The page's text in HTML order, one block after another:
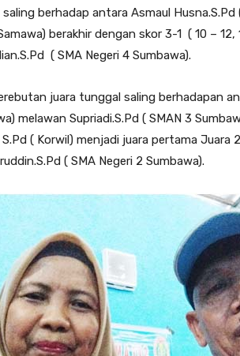
berhadap antara Asmaul Husna.S.Pd
berakhir dengan skor 3-1 ( 10 –
( SMA Negeri 4 Sumbawa).
juara tunggal saling berhadapan
melawan Supriadi.S.Pd ( SMAN 3
( Korwil) menjadi juara pertama Juara
( SMA Negeri 2 Sumbawa).